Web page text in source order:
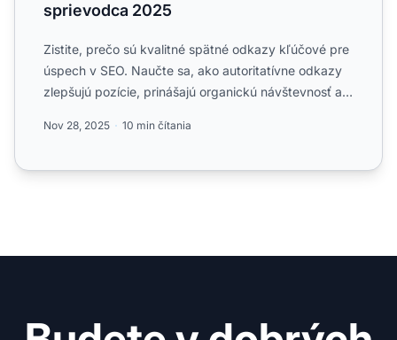
sprievodca 2025
Zistite, prečo sú kvalitné spätné odkazy kľúčové pre
úspech v SEO. Naučte sa, ako autoritatívne odkazy
zlepšujú pozície, prinášajú organickú návštevnosť a
Nov 28, 2025 10 min čítania